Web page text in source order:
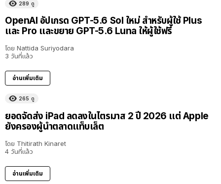
289 ดู
OpenAI อัปเกรด GPT-5.6 Sol ใหม่ สำหรับผู้ใช้ Plus
และ Pro และขยาย GPT-5.6 Luna ให้ผู้ใช้ฟรี
โดย Nattida Suriyodara
3 วันที่แล้ว
อ่านเพิ่มเติม
265 ดู
ยอดจัดส่ง iPad ลดลงในไตรมาส 2 ปี 2026 แต่ Apple
ยังครองผู้นำตลาดแท็บเล็ต
โดย Thitirath Kinaret
4 วันที่แล้ว
อ่านเพิ่มเติม